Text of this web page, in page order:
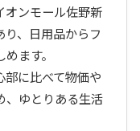
オンモール佐野新
、日用品からフ
ます。
に比べて物価や
、ゆとりある生活